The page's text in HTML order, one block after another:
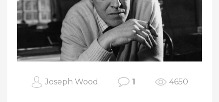
Joseph Wood 1 4650